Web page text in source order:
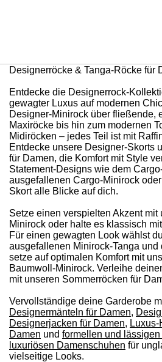
Designerröcke & Tanga-Röcke für
Entdecke die Designerrock-
gewagter Luxus auf modernen
Designer-Minirock über fließende,
Maxiröcke bis hin zum modernen
Midiröcken – jedes Teil ist mit
Entdecke unsere Designer-Skorts
für Damen, die Komfort mit Style
Statement-Designs wie dem
ausgefallenen Cargo-Minirock
Skort alle Blicke auf dich.
Setze einen verspielten Akzent mit
Minirock oder halte es klassisch
Für einen gewagten Look wählst
ausgefallenen Minirock-Tanga und
setze auf optimalen Komfort mit
Baumwoll-Minirock. Verleihe
mit unseren Sommerröcken für
Vervollständige deine Garderobe
Designermänteln für Damen,
Designerjacken für Damen,
Damen und formellen und
luxuriösen Damenschuhen für
vielseitige Looks.